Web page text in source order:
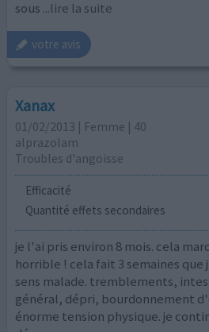
sous ...lire la suite
votre avis
Xanax
01/02/2013 | Femme | 40
alprazolam
Troubles d'angoisse
Efficacité
Quantité effets secondaires
je l'ai pris environ 8 mois. cela
horrible ! cela fait 3 semaines que
sens malade. tremblements,
général, dépri, bourdonnement
énorme tension physique. je